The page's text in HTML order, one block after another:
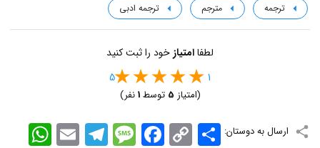
ترجمه مترجم ترجمه ادبی
لطفاامتیاز خود را ثبت کنید
1
5
(امتیاز 5 توسط1نفر)
ارسال به دوستان: WhatsApp EmailTelegramMessageFacebook Copy
Link
اشتراک